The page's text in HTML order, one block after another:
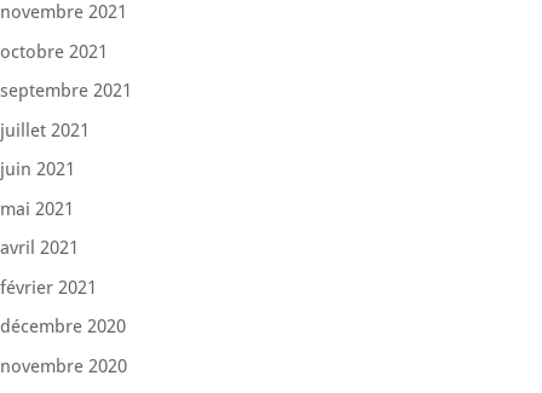
novembre 2021
octobre 2021
septembre 2021
juillet 2021
juin 2021
mai 2021
avril 2021
février 2021
décembre 2020
novembre 2020